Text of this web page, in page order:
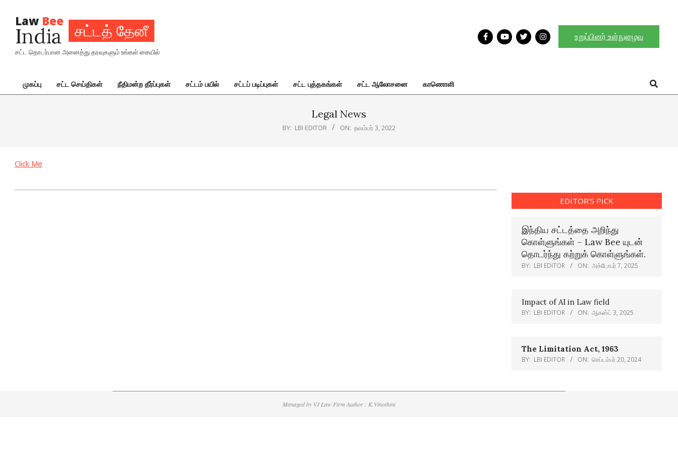
content
Law Bee
India சட்டத் தேனீ
சட்ட தொடர்பான அனைத்து தரவுகளும் உங்கள் கையில்
உறுப்பினர் உள்நுழைவு
Primary
முகப்பு சட்ட செய்திகள் நீதிமன்ற தீர்ப்புகள் சட்டம் பயில் சட்டப் படிப்புகள் சட்ட புத்தகங்கள் சட்ட ஆலோசனை காணொளி Search
Legal News
BY: LBI EDITOR ON: நவம்பர் 3, 2022
Click Me
EDITOR’S PICK
இந்திய சட்டத்தை அறிந்து
கொள்ளுங்கள் – Law Bee யுடன்
தொடர்ந்து கற்றுக் கொள்ளுங்கள்.
BY: LBI EDITOR ON: அக்டோபர் 7, 2025
Impact of AI in Law field
BY: LBI EDITOR ON: ஆகஸ்ட் 3, 2025
The Limitation Act, 1963
BY: LBI EDITOR ON: செப்டம்பர் 20, 2024
Managed by VJ Law Firm Author : K.Vinothini